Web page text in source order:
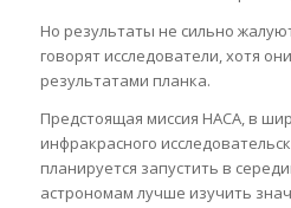
Но результаты не сильно
говорят исследователи, хотя
результатами планка.
Предстоящая миссия НАСА, в
инфракрасного
планируется запустить в
астрономам лучше изучить